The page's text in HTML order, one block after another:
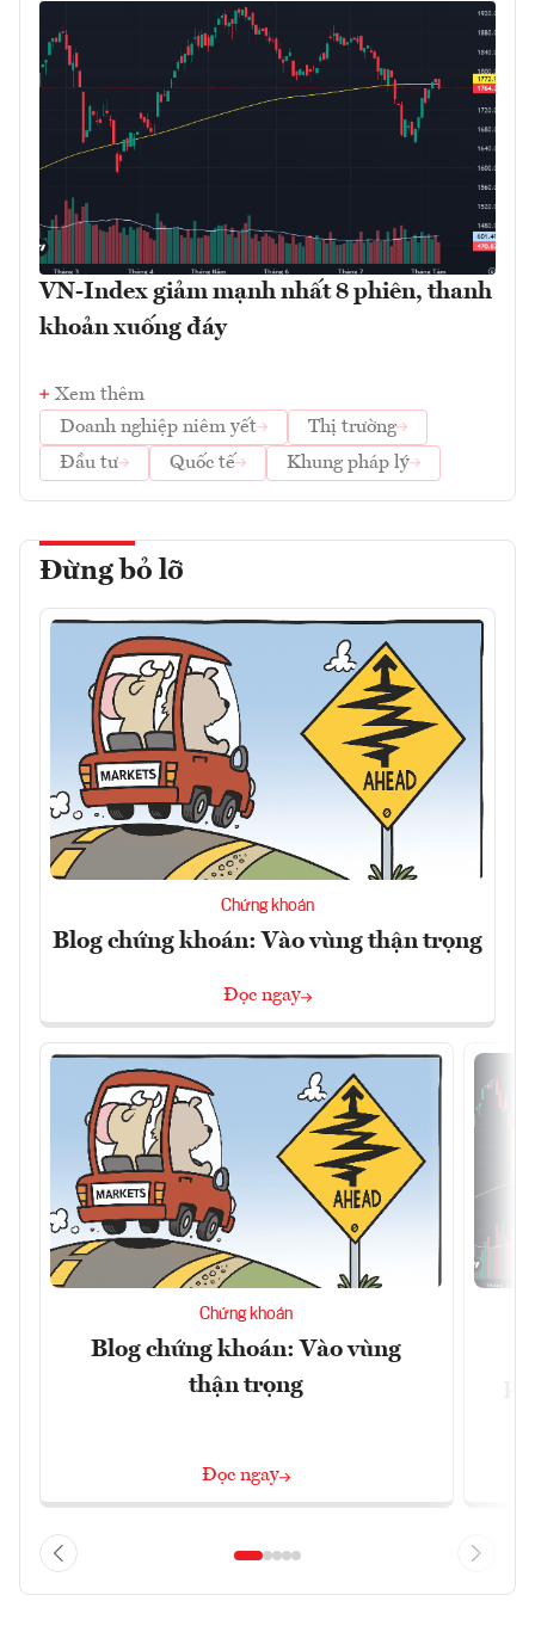
VN-Index giảm mạnh nhất 8 phiên, thanh
khoản xuống đáy
Xem thêm
Doanh nghiệp niêm yết
Thị trường
Đầu tư
Quốc tế Khung pháp lý
Đừng bỏ lỡ
Chứng khoán
Blog chứng khoán: Vào vùng thận trọng
Đọc ngay
Chứng khoán
Blog chứng khoán: Vào vùng
thận trọng
Đọc ngay